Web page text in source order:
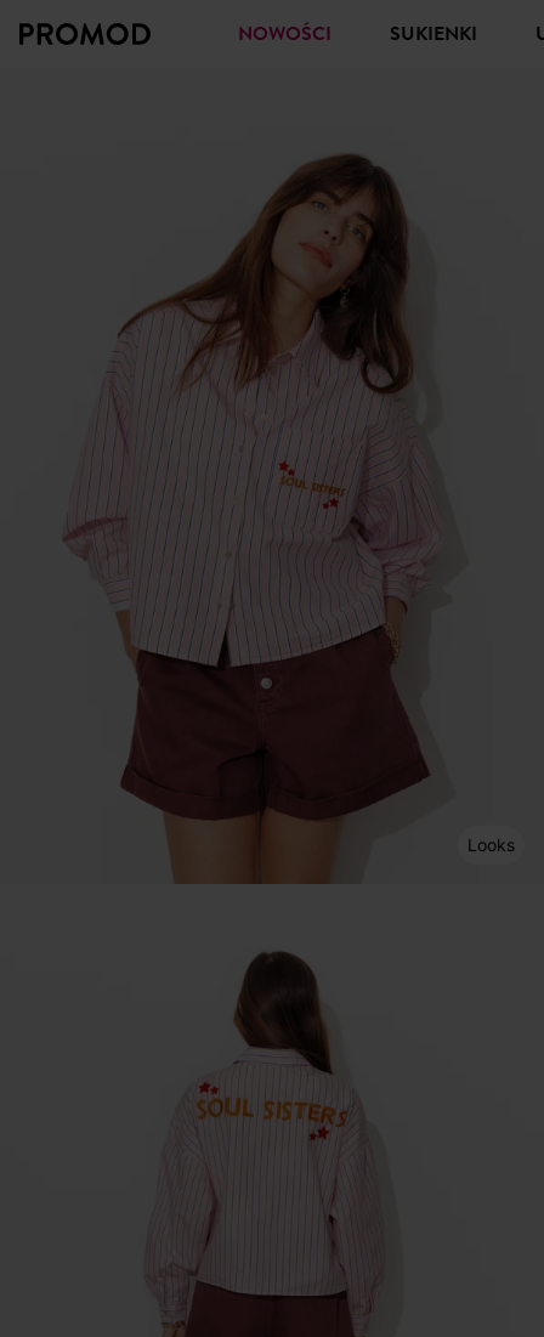
NOWOŚCI SUKIENKI
Looks